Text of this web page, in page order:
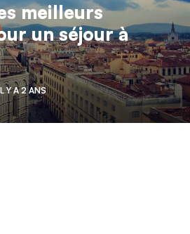
meilleurs
un séjour à
Y A 2 ANS